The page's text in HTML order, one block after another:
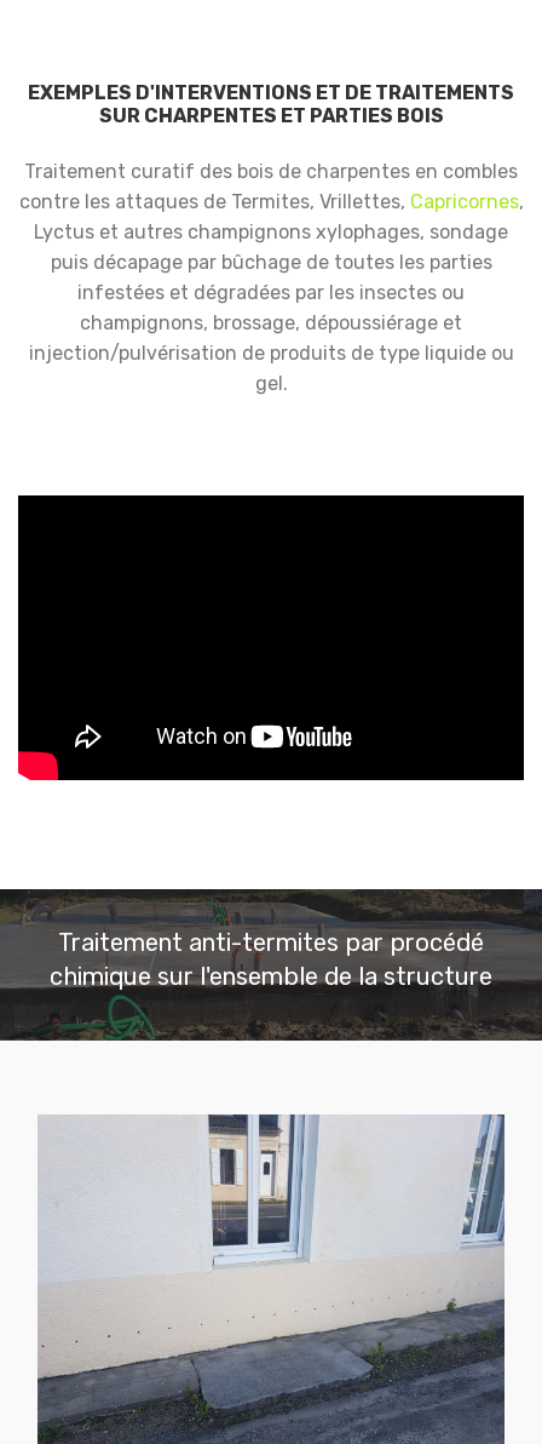
EXEMPLES D'INTERVENTIONS ET DE TRAITEMENTS
SUR CHARPENTES ET PARTIES BOIS
Traitement curatif des bois de charpentes en combles
contre les attaques de Termites, Vrillettes, Capricornes,
Lyctus et autres champignons xylophages, sondage
puis décapage par bûchage de toutes les parties
infestées et dégradées par les insectes ou
champignons, brossage, dépoussiérage et
injection/pulvérisation de produits de type liquide ou
gel.
Traitement anti-termites par procédé
chimique sur l'ensemble de la structure